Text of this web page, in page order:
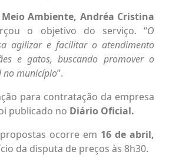
Ambiente, Andréa Cristina
o objetivo do serviço. “O
agilizar e facilitar o atendimento
e gatos, buscando promover o
no município”.
para contratação da empresa
publicado no Diário Oficial.
ocorre em 16 de abril,
da disputa de preços às 8h30.